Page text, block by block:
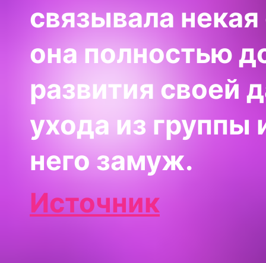
связывала
она полностью
развития своей
ухода из группы
него замуж.
Источник